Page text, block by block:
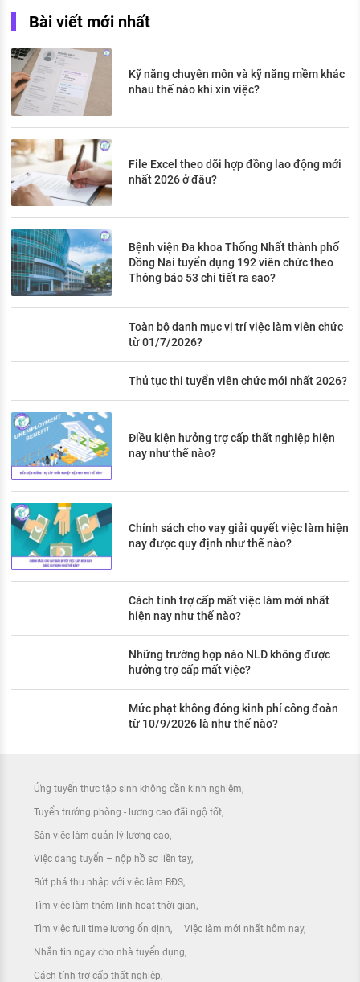
Bài viết mới nhất
Kỹ năng chuyên môn và kỹ năng mềm khác
nhau thế nào khi xin việc?
File Excel theo dõi hợp đồng lao động mới
nhất 2026 ở đâu?
Bệnh viện Đa khoa Thống Nhất thành phố
Đồng Nai tuyển dụng 192 viên chức theo
Thông báo 53 chi tiết ra sao?
Toàn bộ danh mục vị trí việc làm viên chức
từ 01/7/2026?
Thủ tục thi tuyển viên chức mới nhất 2026?
Điều kiện hưởng trợ cấp thất nghiệp hiện
nay như thế nào?
Chính sách cho vay giải quyết việc làm hiện
nay được quy định như thế nào?
Cách tính trợ cấp mất việc làm mới nhất
hiện nay như thế nào?
Những trường hợp nào NLĐ không được
hưởng trợ cấp mất việc?
Mức phạt không đóng kinh phí công đoàn
từ 10/9/2026 là như thế nào?
Ứng tuyển thực tập sinh không cần kinh nghiệm
Tuyển trưởng phòng - lương cao đãi ngộ tốt
Săn việc làm quản lý lương cao
Việc đang tuyển – nộp hồ sơ liền tay
Bứt phá thu nhập với việc làm BĐS
Tìm việc làm thêm linh hoạt thời gian
Tìm việc full time lương ổn định Việc làm mới nhất hôm nay
Nhắn tin ngay cho nhà tuyển dụng
Cách tính trợ cấp thất nghiệp